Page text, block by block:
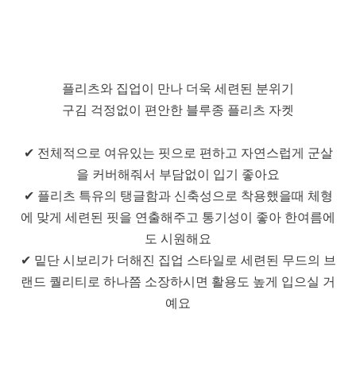
플리츠와 집업이 만나 더욱 세련된 분위기
구김 걱정없이 편안한 블루종 플리츠 자켓
✔ 전체적으로 여유있는 핏으로 편하고 자연스럽게 군살
을 커버해줘서 부담없이 입기 좋아요
✔ 플리츠 특유의 탱글함과 신축성으로 착용했을때 체형
에 맞게 세련된 핏을 연출해주고 통기성이 좋아 한여름에
도 시원해요
✔ 밑단 시보리가 더해진 집업 스타일로 세련된 무드의 브
랜드 퀄리티로 하나쯤 소장하시면 활용도 높게 입으실 거
예요